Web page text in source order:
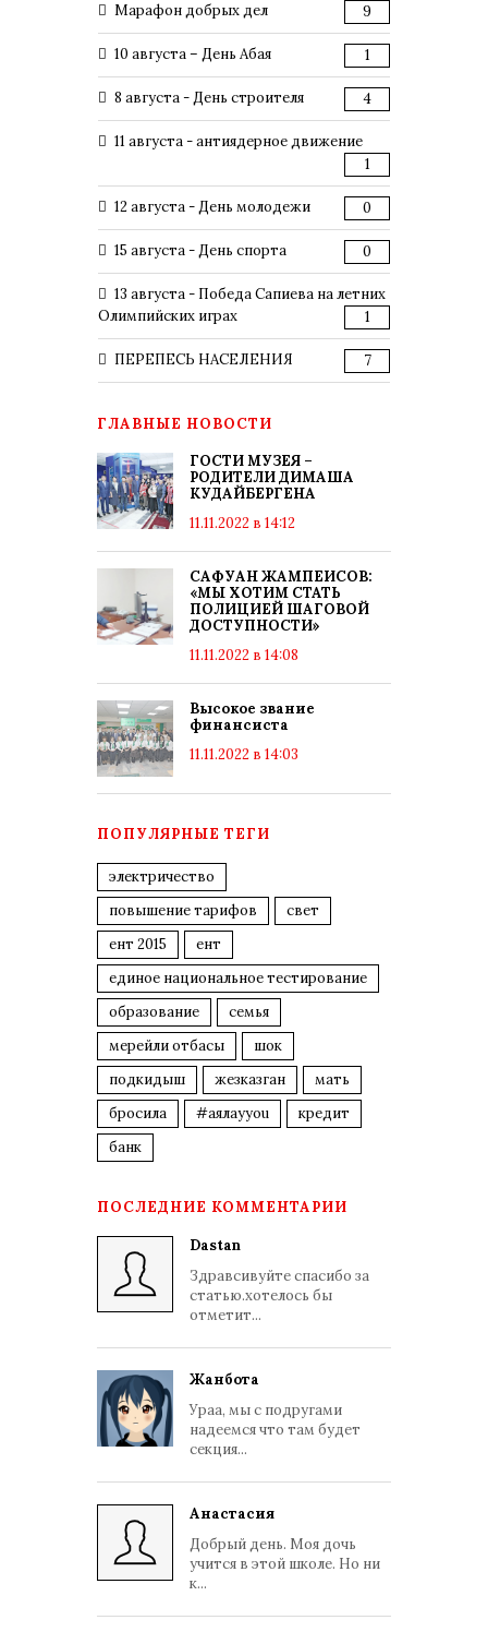
Марафон добрых дел 9
10 августа – День Абая 1
8 августа - День строителя 4
11 августа - антиядерное движение
1
12 августа - День молодежи 0
15 августа - День спорта 0
13 августа - Победа Сапиева на летних
Олимпийских играх
1
ПЕРЕПЕСЬ НАСЕЛЕНИЯ 7
ГЛАВНЫЕ НОВОСТИ
ГОСТИ МУЗЕЯ –
РОДИТЕЛИ ДИМАША
КУДАЙБЕРГЕНА
11.11.2022 в 14:12
САФУАН ЖАМПЕИСОВ:
«МЫ ХОТИМ СТАТЬ
ПОЛИЦИЕЙ ШАГОВОЙ
ДОСТУПНОСТИ»
11.11.2022 в 14:08
Высокое звание
финансиста
11.11.2022 в 14:03
ПОПУЛЯРНЫЕ ТЕГИ
электричество
повышение тарифов
свет
ент 2015
ент
единое национальное тестирование
образование
семья
мерейли отбасы
шок
подкидыш
жезказган
мать
бросила
#аялауyou
кредит
банк
ПОСЛЕДНИЕ КОММЕНТАРИИ
Dastan
Здравсивуйте спасибо за
статью.хотелось бы
отметит...
Жанбота
Ураа, мы с подругами
надеемся что там будет
секция...
Анастасия
Добрый день. Моя дочь
учится в этой школе. Но ни
к...